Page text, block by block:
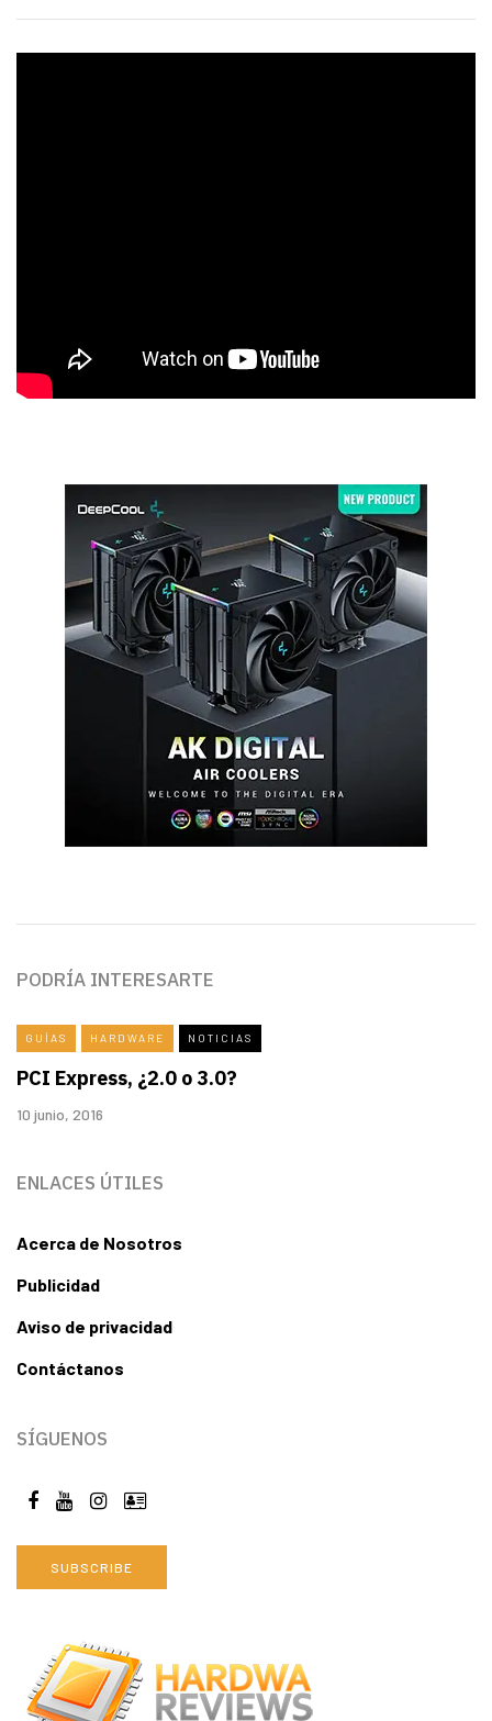
PODRÍA INTERESARTE
GUÍAS HARDWARE NOTICIAS
PCI Express, ¿2.0 o 3.0?
10 junio, 2016
ENLACES ÚTILES
Acerca de Nosotros
Publicidad
Aviso de privacidad
Contáctanos
SÍGUENOS
SUBSCRIBE